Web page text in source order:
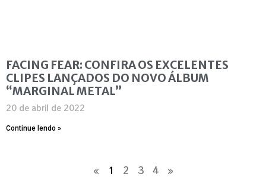
FACING FEAR: CONFIRA OS EXCELENTES
CLIPES LANÇADOS DO NOVO ÁLBUM
“MARGINAL METAL”
20 de abril de 2022
Continue lendo »
« 1 2 3 4 »